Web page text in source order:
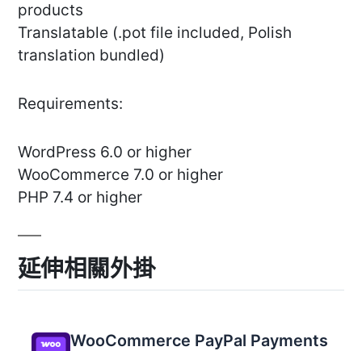
products
Translatable (.pot file included, Polish
translation bundled)
Requirements:
WordPress 6.0 or higher
WooCommerce 7.0 or higher
PHP 7.4 or higher
延伸相關外掛
WooCommerce PayPal Payments